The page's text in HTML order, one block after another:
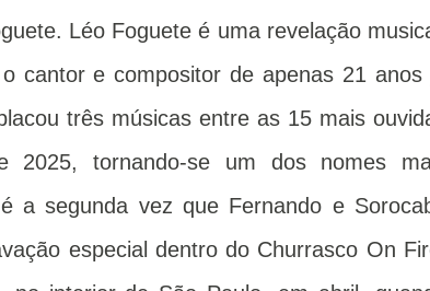
Léo Foguete é uma revelação
cantor e compositor de apenas 21 anos
três músicas entre as 15 mais
2025, tornando-se um dos nomes
a segunda vez que Fernando e
especial dentro do Churrasco On